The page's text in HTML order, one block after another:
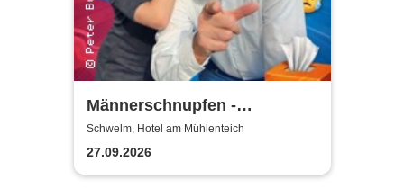
Männerschnupfen -
Buchenau Comedy Tour
Schwelm, Hotel am Mühlenteich
27.09.2026